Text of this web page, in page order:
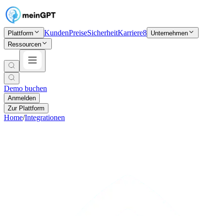
Plattform KundenPreiseSicherheitKarriere8 Unternehmen
Ressourcen
Demo buchen
Anmelden
Zur Plattform
Home/Integrationen